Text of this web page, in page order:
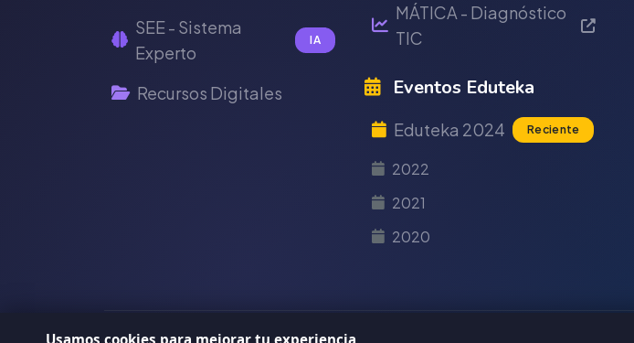
Usamos cookies para mejorar tu experiencia
SEE - Sistema
Experto
IA
Recursos Digitales
MÁTICA - Diagnóstico
TIC
Eventos Eduteka
Eduteka 2024 Reciente
2022
2021
2020